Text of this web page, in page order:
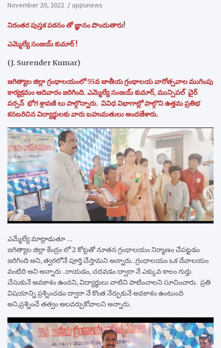
November 20, 2022 uppunews
నిరంతర పుస్తక పఠనం తో జ్ఞానం పొందుతారు!
ఎమ్మెల్యే సంజయ్ కుమార్ !
(J. Surender Kumar)
జగిత్యాల జిల్లా గ్రంథాలయంలో 55వ జాతీయ గ్రంథాలయ వారోత్సవాల ముగింపు
కార్యక్రమం ఆదివారం జరిగింది. ఎమ్మెల్యే సంజయ్ కుమార్, మున్సిపల్ చైర్
పర్సన్ భోగ శ్రావణి లు పాల్గొన్నారు. వివిధ విభాగాల్లో పాల్గొని ఉత్తమ ప్రతిభ
కనబరిచిన విద్యార్థులకు వారు బహుమతులు అందజేశారు.
ఎమ్మేల్యే మాట్లాడుతూ …
జగిత్యాల జిల్లా కేంద్రం లో 2 కోట్లతో నూతన గ్రంథాలయం నిర్మాణం చేపట్టడం
జరిగింది అని, త్వరలోనే పూర్తి చేస్తామని అన్నారు. .గ్రంధాలయం ఒక దేవాలయం
వంటిది అని అన్నారు ..రాయడం, చదవడం ద్వారా నే ఎక్కువ కాలం గుర్తు
చేసుకునే అవకాశం ఉందని, విద్యార్థులు వాటిని పాటించాలని సూచించారు. ప్రతి
విషయాన్ని ప్రశ్నించడం ద్వారా నే కొంత నేర్చుకునే అవకాశం ఉంటుంది
అని,ప్రశ్నించే తత్వం అలవర్చుకోవాలని అన్నారు.